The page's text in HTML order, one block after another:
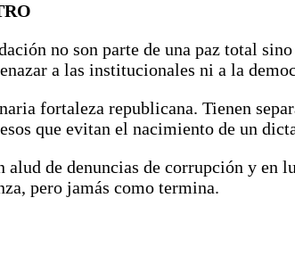
no son parte de una paz total
a las institucionales ni a la
fortaleza republicana. Tienen
que evitan el nacimiento de un
alud de denuncias de corrupción y
pero jamás como termina.